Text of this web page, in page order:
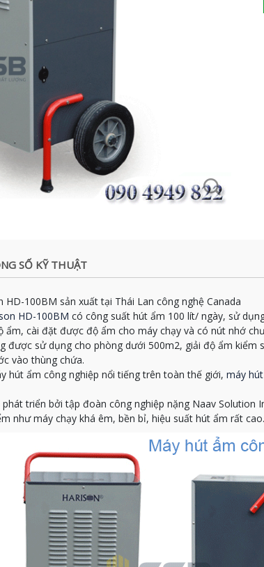
SỐ KỸ THUẬT
HD-100BM sản xuất tại Thái Lan công nghệ Canada
HD-100BM có công suất hút ẩm 100 lít/ ngày, sử
ẩm, cài đặt được độ ẩm cho máy chạy và có nút nhớ
được sử dụng cho phòng dưới 500m2, giải độ ẩm
vào thùng chứa.
hút ẩm công nghiệp nổi tiếng trên toàn thế giới, máy
triển bởi tập đoàn công nghiệp nặng Naav Solution
như máy chạy khá êm, bền bỉ, hiệu suất hút ẩm rất cao.